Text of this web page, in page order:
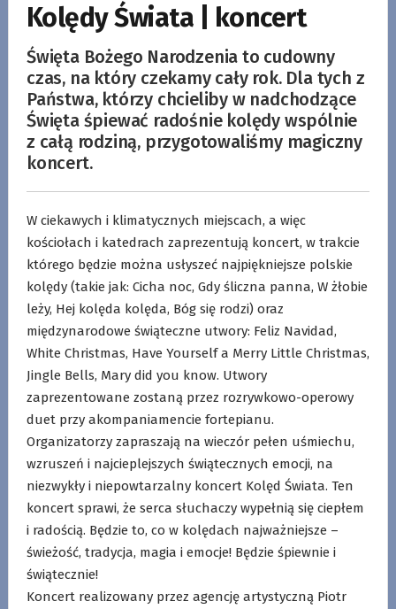
Kolędy Świata | koncert
Święta Bożego Narodzenia to cudowny
czas, na który czekamy cały rok. Dla tych z
Państwa, którzy chcieliby w nadchodzące
Święta śpiewać radośnie kolędy wspólnie
z całą rodziną, przygotowaliśmy magiczny
koncert.
W ciekawych i klimatycznych miejscach, a więc
kościołach i katedrach zaprezentują koncert, w trakcie
którego będzie można usłyszeć najpiękniejsze polskie
kolędy (takie jak: Cicha noc, Gdy śliczna panna, W żłobie
leży, Hej kolęda kolęda, Bóg się rodzi) oraz
międzynarodowe świąteczne utwory: Feliz Navidad,
White Christmas, Have Yourself a Merry Little Christmas,
Jingle Bells, Mary did you know. Utwory
zaprezentowane zostaną przez rozrywkowo-operowy
duet przy akompaniamencie fortepianu.
Organizatorzy zapraszają na wieczór pełen uśmiechu,
wzruszeń i najcieplejszych świątecznych emocji, na
niezwykły i niepowtarzalny koncert Kolęd Świata. Ten
koncert sprawi, że serca słuchaczy wypełnią się ciepłem
i radością. Będzie to, co w kolędach najważniejsze –
świeżość, tradycja, magia i emocje! Będzie śpiewnie i
świątecznie!
Koncert realizowany przez agencję artystyczną Piotr